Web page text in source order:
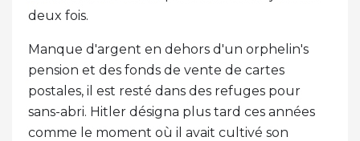
deux fois.
Manque d'argent en dehors d'un orphelin's
pension et des fonds de vente de cartes
postales, il est resté dans des refuges pour
sans-abri. Hitler désigna plus tard ces années
comme le moment où il avait cultivé son